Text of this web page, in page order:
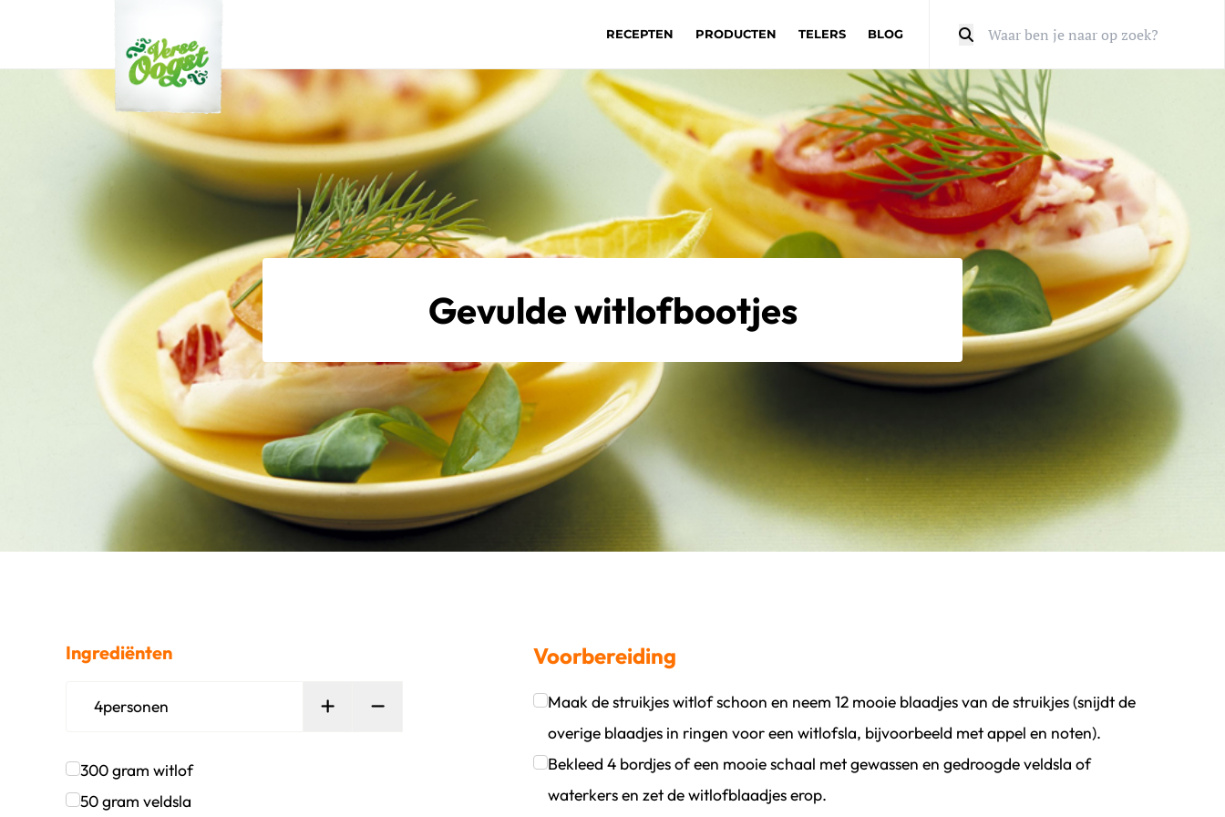
Verse Oogst
RECEPTEN PRODUCTEN TELERS BLOG
Gevulde witlofbootjes
Ingrediënten
4personen Persoon toevoegen
Verwijder persoon
300gram witlof
Klik om dit selectievakje aan te vinken
50gram veldsla
Voorbereiding
Maak de struikjes witlof schoon en neem 12 mooie blaadjes van de struikjes (snijdt de
overige blaadjes in ringen voor een witlofsla, bijvoorbeeld met appel en noten).
Klik om dit selectievakje aan te vinken
Bekleed 4 bordjes of een mooie schaal met gewassen en gedroogde veldsla of
waterkers en zet de witlofblaadjes erop.